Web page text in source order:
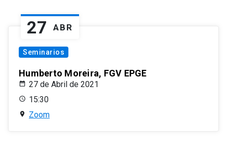
27 ABR
Seminarios
Humberto Moreira, FGV EPGE
27 de Abril de 2021
15:30
Zoom